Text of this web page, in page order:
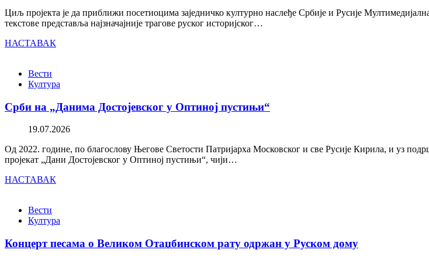
Циљ пројекта је да приближи посетиоцима заједничко културно наслеђе Србије и Русије
текстове представља најзначајније трагове руског историјског…
НАСТАВАК
Вести
Култура
Срби на „Данима Достојевског у Оптиној пустињи“
19.07.2026
Од 2022. године, по благослову Његове Светости Патријарха Московског и све Русије Кирила, и уз
пројекат „Дани Достојевског у Оптиној пустињи“, чији…
НАСТАВАК
Вести
Култура
Концерт песама о Великом Отаџбинском рату одржан у Руском дому